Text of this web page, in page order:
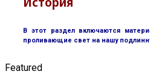
В этот раздел включаются
проливающие свет на нашу
Featured